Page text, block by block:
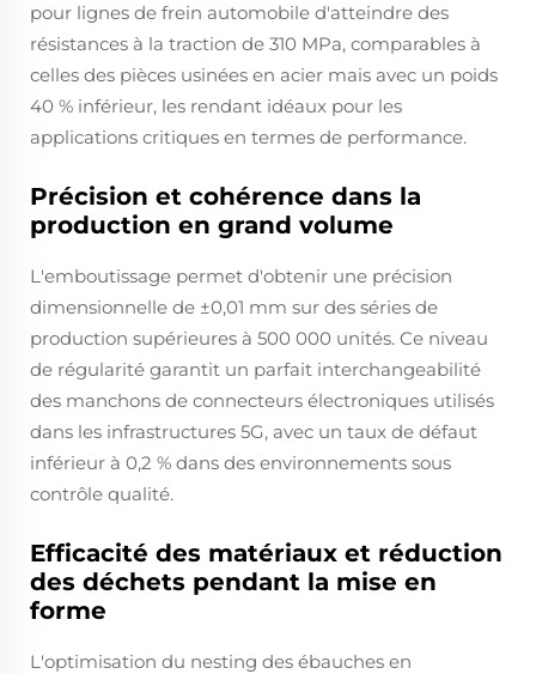
pour lignes de frein automobile d'atteindre des
résistances à la traction de 310 MPa, comparables à
celles des pièces usinées en acier mais avec un poids
40 % inférieur, les rendant idéaux pour les
applications critiques en termes de performance.
Précision et cohérence dans la
production en grand volume
L'emboutissage permet d'obtenir une précision
dimensionnelle de ±0,01 mm sur des séries de
production supérieures à 500 000 unités. Ce niveau
de régularité garantit un parfait interchangeabilité
des manchons de connecteurs électroniques utilisés
dans les infrastructures 5G, avec un taux de défaut
inférieur à 0,2 % dans des environnements sous
contrôle qualité.
Efficacité des matériaux et réduction
des déchets pendant la mise en
forme
L'optimisation du nesting des ébauches en